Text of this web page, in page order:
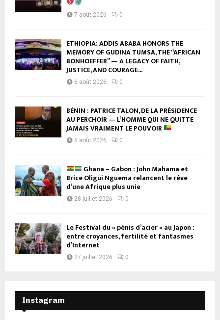
7 août 2026 0
ETHIOPIA: ADDIS ABABA HONORS THE
MEMORY OF GUDINA TUMSA, THE “AFRICAN
BONHOEFFER” — A LEGACY OF FAITH,
JUSTICE, AND COURAGE...
6 août 2026 0
BÉNIN : PATRICE TALON, DE LA PRÉSIDENCE
AU PERCHOIR — L’HOMME QUI NE QUITTE
JAMAIS VRAIMENT LE POUVOIR
6 août 2026 0
Ghana – Gabon : John Mahama et
Brice Oligui Nguema relancent le rêve
d’une Afrique plus unie
28 juillet 2026 0
Le Festival du « pénis d’acier » au Japon :
entre croyances, fertilité et fantasmes
d’Internet
27 juillet 2026 0
Instagram